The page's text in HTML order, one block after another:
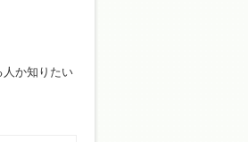
人か知りたい